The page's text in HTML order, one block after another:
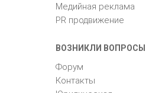
Медийная реклама
PR продвижение
ВОЗНИКЛИ ВОПРОСЫ
Форум
Контакты